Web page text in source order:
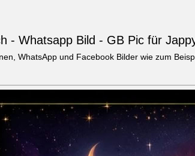
- Whatsapp Bild - GB Pic für
WhatsApp und Facebook Bilder wie zum